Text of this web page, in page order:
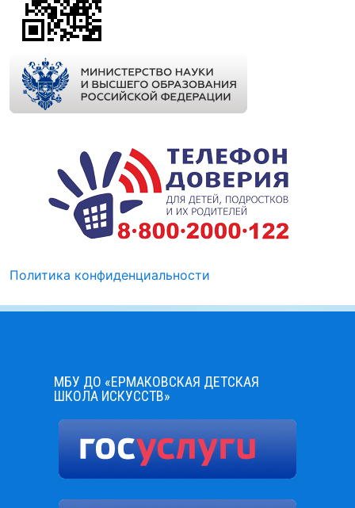
Политика конфиденциальности
МБУ ДО «ЕРМАКОВСКАЯ ДЕТСКАЯ
ШКОЛА ИСКУССТВ»